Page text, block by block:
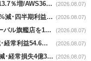
Amazon news｜2Q営業収益2006億ドル13.7％増/AWS36.8％％増が貢献 (2026.08.07)
ニトリnews｜第1Q売上収益2263億円2.3%減･四半期利益1.4％減 (2026.08.07)
ユニクロnews｜京都･河原町通りにグローバル旗艦店を11/6開設 (2026.08.07)
AOKI news｜第1Q売上高430億円1.6％減･経常利益54.6％減 (2026.08.07)
はるやまnews｜第1Q売上高71億円1.4％減･経常損失4億3800万円 (2026.08.07)